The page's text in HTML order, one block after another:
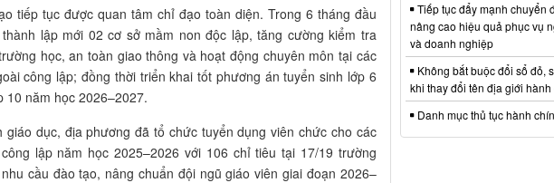
tiếp tục được quan tâm chỉ đạo toàn diện. Trong 6 tháng đầu
lập mới 02 cơ sở mầm non độc lập, tăng cường kiểm tra
học, an toàn giao thông và hoạt động chuyên môn tại các
công lập; đồng thời triển khai tốt phương án tuyển sinh lớp 6
10 năm học 2026–2027.
giáo dục, địa phương đã tổ chức tuyển dụng viên chức cho các
lập năm học 2025–2026 với 106 chỉ tiêu tại 17/19 trường
cầu đào tạo, nâng chuẩn đội ngũ giáo viên giai đoạn 2026–
Tiếp tục đẩy mạnh chuyển
nâng cao hiệu quả phục vụ
và doanh nghiệp
Không bắt buộc đổi sổ đỏ,
khi thay đổi tên địa giới hành
Danh mục thủ tục hành